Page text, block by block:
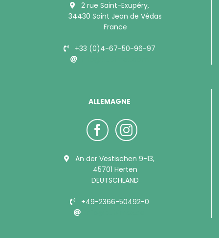
2 rue Saint-Exupéry,
34430 Saint Jean de Védas
France
+33 (0)4-67-50-96-97
ALLEMAGNE
An der Vestischen 9-13,
45701 Herten
DEUTSCHLAND
+49-2366-50492-0